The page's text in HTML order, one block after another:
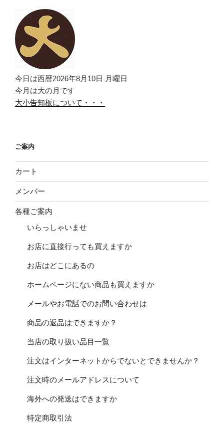
今日は西暦2026年8月10日 月曜日
今月は大の月です
大小告知板について・・・
ご案内
カート
メンバー
各種ご案内
いらっしゃいませ
お店に直接行っても買えますか
お店はどこにあるの
ホームページにない商品も買えますか
メールやお電話でのお問い合わせは
商品の返品はできますか？
当店の取り扱い品目一覧
注文はインターネットからでないとできませんか？
注文時のメールアドレスについて
海外への発送はできますか
特定商取引法